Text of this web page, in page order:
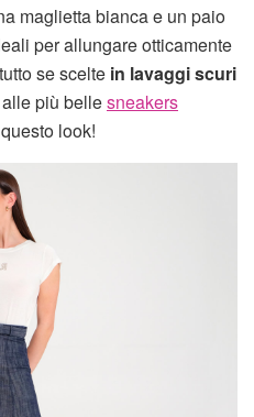
maglietta bianca e un paio
per allungare otticamente
se scelte in lavaggi scuri
più bellesneakers
look!